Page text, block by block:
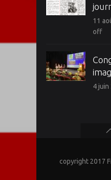
11
off
4 juin
copyright 2017